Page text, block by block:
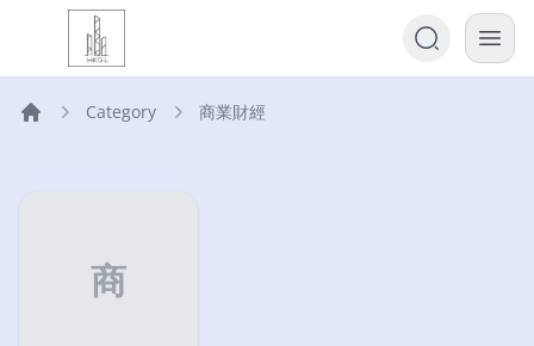
Category 商業財經
商